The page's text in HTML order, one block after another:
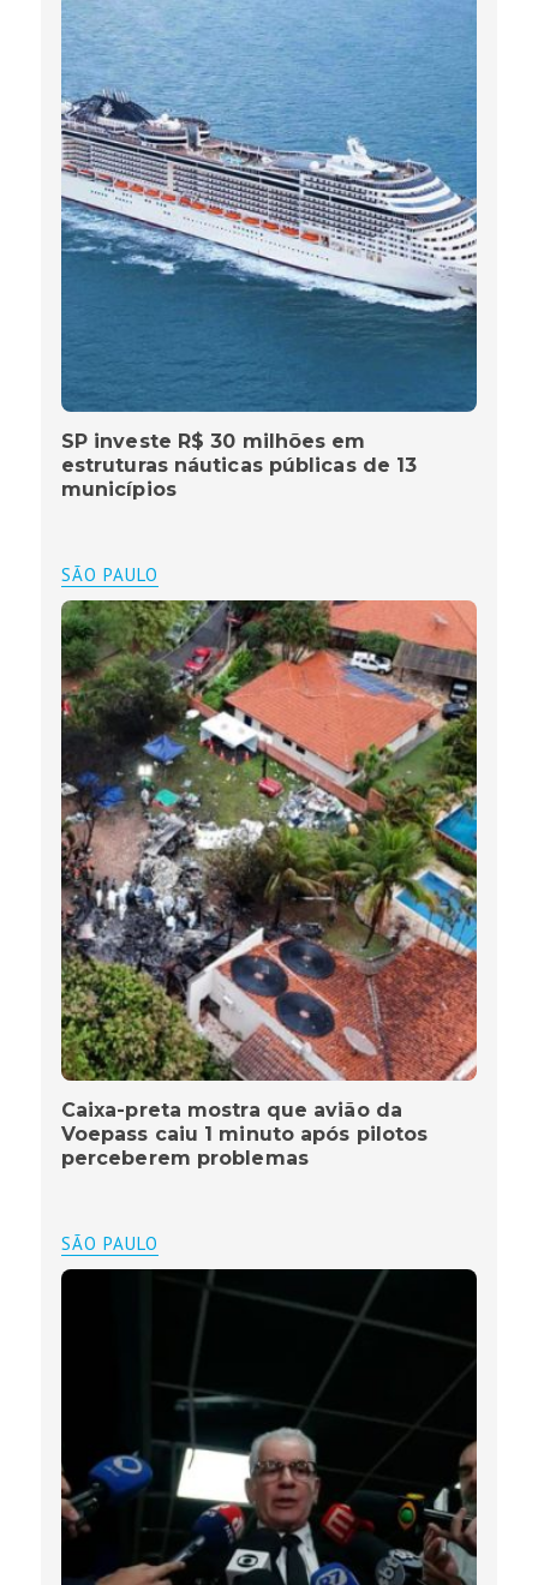
SP investe R$ 30 milhões em
estruturas náuticas públicas de 13
municípios
SÃO PAULO
Caixa-preta mostra que avião da
Voepass caiu 1 minuto após pilotos
perceberem problemas
SÃO PAULO